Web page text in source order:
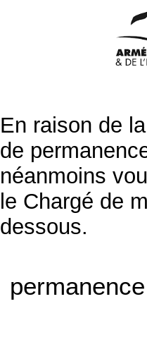
En raison de
de
néanmoins
le Chargé de
dessous.